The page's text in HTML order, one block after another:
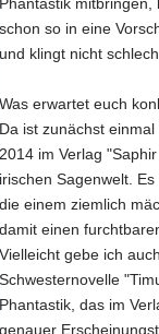
schon so in eine
und klingt nicht
Was erwartet euch
Da ist zunächst
2014 im Verlag
irischen Sagenwelt.
die einem ziemlich
damit einen
Vielleicht gebe ich
Schwesternovelle
Phantastik, das im
genauer